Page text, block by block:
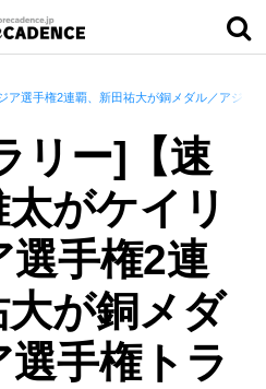
ア選手権2連覇、新田祐大が銅メダル／アジア
リー]【速
がケイリ
選手権2連
が銅メダ
手権トラ